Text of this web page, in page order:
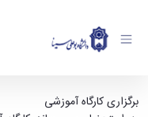
دانشگاه
تاریخچه
آموزش
پذیرش
پژوهش
برگزاری کارگاه
برگزاری کارگاه آموزشی